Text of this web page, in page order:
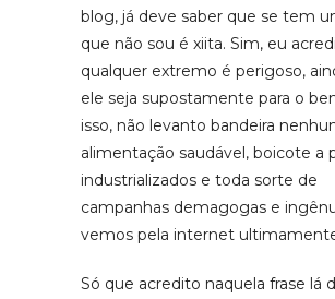
blog, já deve saber que se tem
que não sou é xiita. Sim, eu
qualquer extremo é perigoso,
ele seja supostamente para o
isso, não levanto bandeira
alimentação saudável, boicote a
industrializados e toda sorte de
campanhas demagogas e
vemos pela internet
Só que acredito naquela frase lá